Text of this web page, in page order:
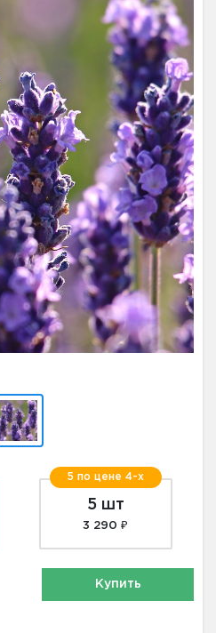
5 по цене 4-х
5 шт
3 290 ₽
Купить